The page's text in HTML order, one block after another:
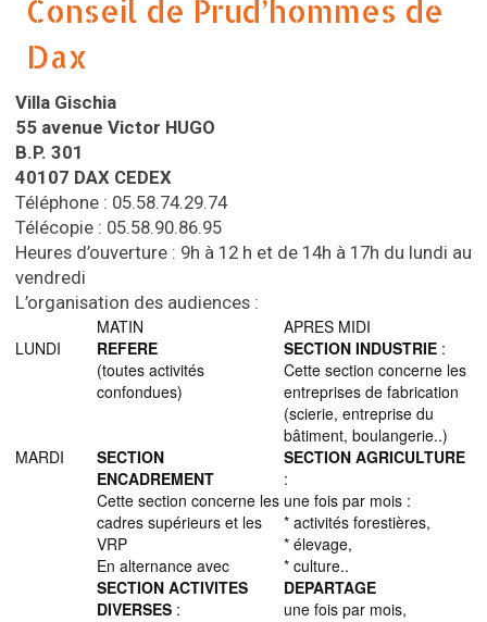
Conseil de Prud’hommes de
Dax
Villa Gischia
55 avenue Victor HUGO
B.P. 301
40107 DAX CEDEX
Téléphone : 05.58.74.29.74
Télécopie : 05.58.90.86.95
Heures d’ouverture : 9h à 12 h et de 14h à 17h du lundi au
vendredi
L’organisation des audiences :
MATIN
APRES MIDI
LUNDI
REFERE
(toutes activités
confondues)
SECTION INDUSTRIE :
Cette section concerne les
entreprises de fabrication
(scierie, entreprise du
bâtiment, boulangerie..)
MARDI
SECTION
ENCADREMENT
Cette section concerne les
cadres supérieurs et les
VRP
En alternance avec
SECTION ACTIVITES
DIVERSES :
SECTION AGRICULTURE
:
une fois par mois :
* activités forestières,
* élevage,
* culture..
DEPARTAGE
une fois par mois,